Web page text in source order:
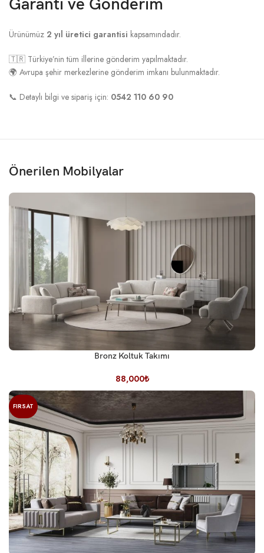
Garanti ve Gönderim
Ürünümüz 2 yıl üretici garantisi kapsamındadır.
🇹🇷 Türkiye’nin tüm illerine gönderim yapılmaktadır.
🌍 Avrupa şehir merkezlerine gönderim imkanı bulunmaktadır.
📞 Detaylı bilgi ve sipariş için: 0542 110 60 90
Önerilen Mobilyalar
Bronz Koltuk Takımı
88,000₺
FIRSAT